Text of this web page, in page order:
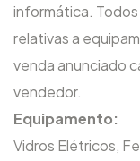
informática.
relativas a
venda anunciado
vendedor.
Equipamento:
Vidros Elétricos,